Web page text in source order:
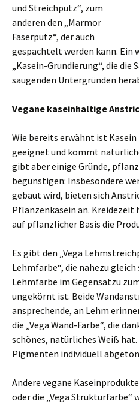
und Streichputz“, zum
anderen den „Marmor
Faserputz“, der auch
gespachtelt werden kann. Ein
„Kasein-Grundierung“, die
saugenden Untergründen
Vegane kaseinhaltige
Wie bereits erwähnt ist
geeignet und kommt
gibt aber einige Gründe,
begünstigen: Insbesondere
gebaut wird, bieten sich
Pflanzenkasein an.
auf pflanzlicher Basis die
Es gibt den „Vega
Lehmfarbe“, die nahezu gleich
Lehmfarbe im Gegensatzu
ungekörnt ist. Beide
ansprechende, an Lehm
die „Vega Wand-Farbe“, die
schönes, natürliches Weiß
Pigmenten individuell
Andere vegane
oder die „Vega Strukturfarbe“